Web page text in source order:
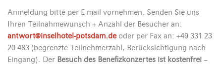
Anmeldung bitte per E-mail vornehmen. Senden Sie uns
Ihren Teilnahmewunsch + Anzahl der Besucher an:
antwort@inselhotel-potsdam.deoder per Fax an: +49 331 23
20 483 (begrenzte Teilnehmerzahl, Berücksichtigung nach
Eingang). Der Besuch des Benefizkonzertes ist kostenfrei –